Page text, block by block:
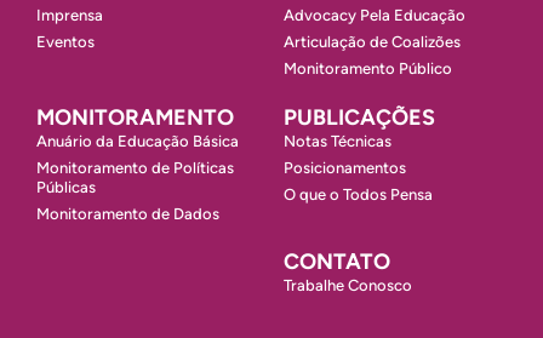
Imprensa
Eventos
Advocacy Pela Educação
Articulação de Coalizões
Monitoramento Público
MONITORAMENTO
Anuário da Educação Básica
Monitoramento de Políticas
Públicas
Monitoramento de Dados
PUBLICAÇÕES
Notas Técnicas
Posicionamentos
O que o Todos Pensa
CONTATO
Trabalhe Conosco